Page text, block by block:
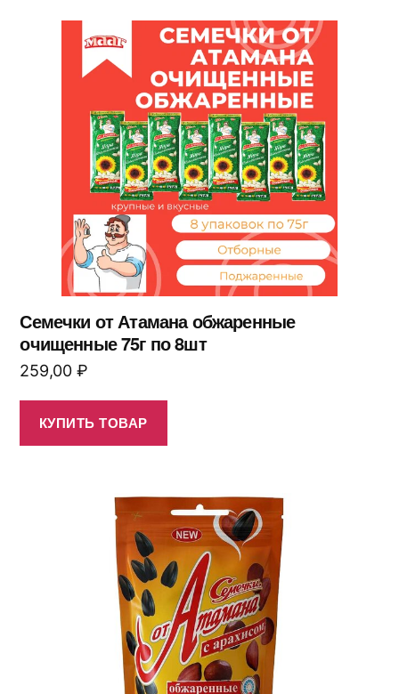
Семечки от Атамана обжаренные
очищенные 75г по 8шт
259,00 ₽
КУПИТЬ ТОВАР